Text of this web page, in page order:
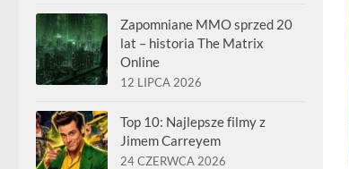
Zapomniane MMO sprzed 20
lat – historia The Matrix
Online
12 LIPCA 2026
Top 10: Najlepsze filmy z
Jimem Carreyem
24 CZERWCA 2026